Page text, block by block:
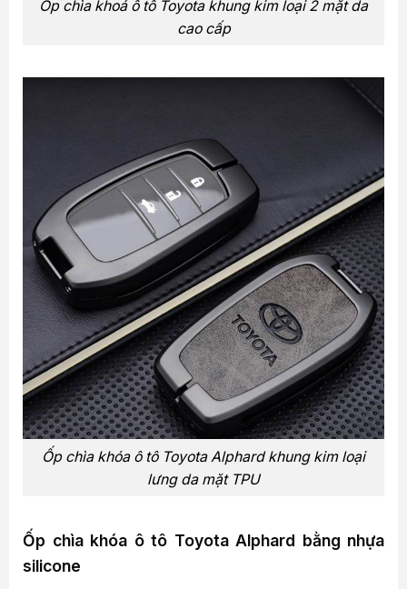
Ốp chìa khoá ô tô Toyota khung kim loại 2 mặt da
cao cấp
Ốp chìa khóa ô tô Toyota Alphard khung kim loại
lưng da mặt TPU
Ốp chìa khóa ô tô Toyota Alphard bằng nhựa
silicone